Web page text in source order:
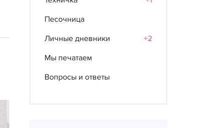
Песочница
Личные дневники
+2
Мы печатаем
Вопросы и ответы